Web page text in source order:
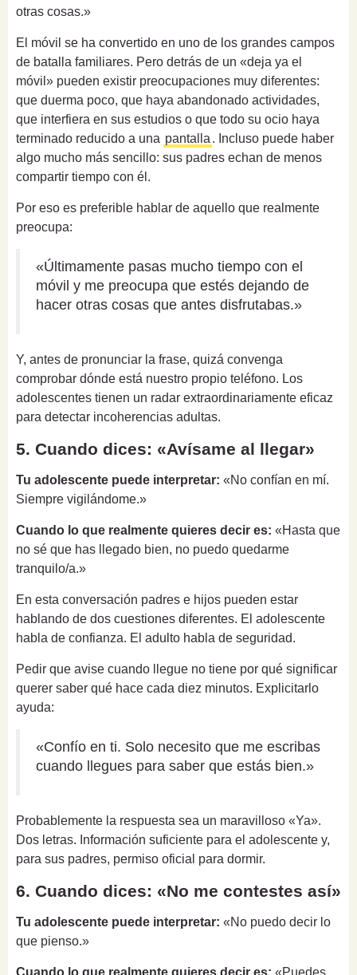
otras cosas.»
El móvil se ha convertido en uno de los grandes campos
de batalla familiares. Pero detrás de un «deja ya el
móvil» pueden existir preocupaciones muy diferentes:
que duerma poco, que haya abandonado actividades,
que interfiera en sus estudios o que todo su ocio haya
terminado reducido a una pantalla . Incluso puede haber
algo mucho más sencillo: sus padres echan de menos
compartir tiempo con él.
Por eso es preferible hablar de aquello que realmente
preocupa:
«Últimamente pasas mucho tiempo con el
móvil y me preocupa que estés dejando de
hacer otras cosas que antes disfrutabas.»
Y, antes de pronunciar la frase, quizá convenga
comprobar dónde está nuestro propio teléfono. Los
adolescentes tienen un radar extraordinariamente eficaz
para detectar incoherencias adultas.
5. Cuando dices: «Avísame al llegar»
Tu adolescente puede interpretar: «No confían en mí.
Siempre vigilándome.»
Cuando lo que realmente quieres decir es: «Hasta que
no sé que has llegado bien, no puedo quedarme
tranquilo/a.»
En esta conversación padres e hijos pueden estar
hablando de dos cuestiones diferentes. El adolescente
habla de confianza. El adulto habla de seguridad.
Pedir que avise cuando llegue no tiene por qué significar
querer saber qué hace cada diez minutos. Explicitarlo
ayuda:
«Confío en ti. Solo necesito que me escribas
cuando llegues para saber que estás bien.»
Probablemente la respuesta sea un maravilloso «Ya».
Dos letras. Información suficiente para el adolescente y,
para sus padres, permiso oficial para dormir.
6. Cuando dices: «No me contestes así»
Tu adolescente puede interpretar: «No puedo decir lo
que pienso.»
Cuando lo que realmente quieres decir es: «Puedes